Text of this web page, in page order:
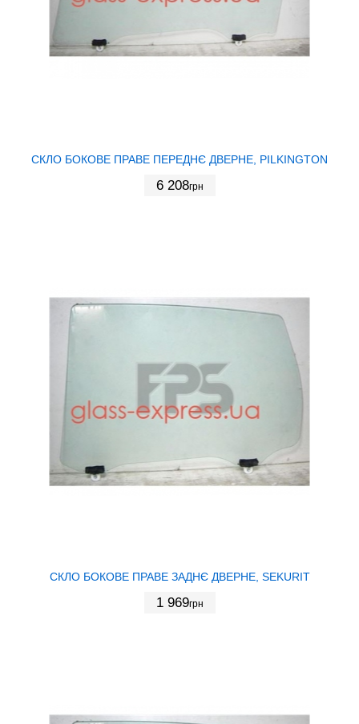
СКЛО БОКОВЕ ПРАВЕ ПЕРЕДНЄ ДВЕРНЕ, PILKINGTON
6 208грн
СКЛО БОКОВЕ ПРАВЕ ЗАДНЄ ДВЕРНЕ, SEKURIT
1 969грн